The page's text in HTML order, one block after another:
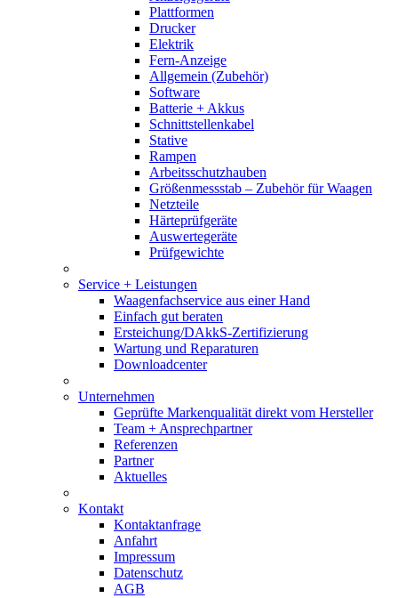
Plattformen
Drucker
Elektrik
Fern-Anzeige
Allgemein (Zubehör)
Software
Batterie + Akkus
Schnittstellenkabel
Stative
Rampen
Arbeitsschutzhauben
Größenmessstab – Zubehör für Waagen
Netzteile
Härteprüfgeräte
Auswertegeräte
Prüfgewichte
Service + Leistungen
Waagenfachservice aus einer Hand
Einfach gut beraten
Ersteichung/DAkkS-Zertifizierung
Wartung und Reparaturen
Downloadcenter
Unternehmen
Geprüfte Markenqualität direkt vom Hersteller
Team + Ansprechpartner
Referenzen
Partner
Aktuelles
Kontakt
Kontaktanfrage
Anfahrt
Impressum
Datenschutz
AGB